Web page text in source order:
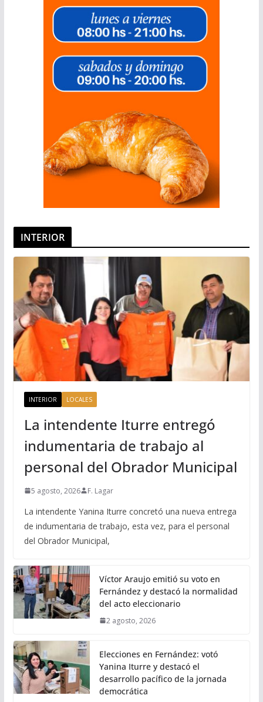
INTERIOR
INTERIOR LOCALES
La intendente Iturre entregó
indumentaria de trabajo al
personal del Obrador Municipal
5 agosto, 2026 F. Lagar
La intendente Yanina Iturre concretó una nueva entrega
de indumentaria de trabajo, esta vez, para el personal
del Obrador Municipal,
Víctor Araujo emitió su voto en
Fernández y destacó la normalidad
del acto eleccionario
2 agosto, 2026
Elecciones en Fernández: votó
Yanina Iturre y destacó el
desarrollo pacífico de la jornada
democrática